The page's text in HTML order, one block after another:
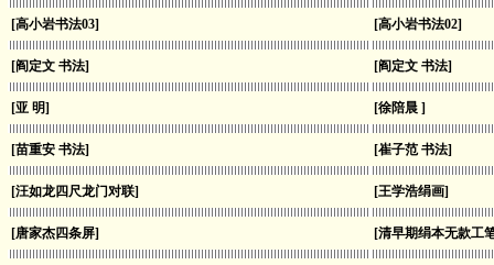
[高小岩书法03] [高小岩书法02]
[阎定文 书法] [阎定文 书法]
[亚 明] [徐陪晨 ]
[苗重安 书法] [崔子范 书法]
[汪如龙四尺龙门对联] [王学浩绢画]
[唐家杰四条屏] [清早期绢本无款工